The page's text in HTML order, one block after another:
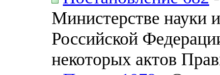
Министерстве науки
Российской
некоторых актов